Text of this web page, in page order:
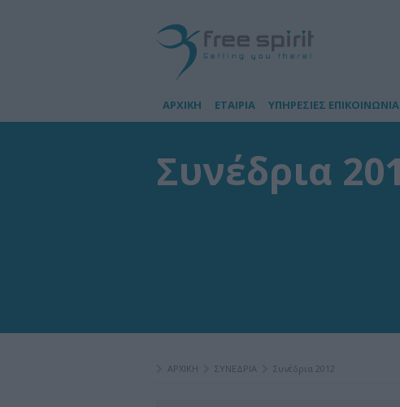
ΑΡΧΙΚΗ ΕΤΑΙΡΙΑ ΥΠΗΡΕΣΙΕΣ
Συνέδρια
ΑΡΧΙΚΗ ΣΥΝΕΔΡΙΑ Συνέδρια 2012